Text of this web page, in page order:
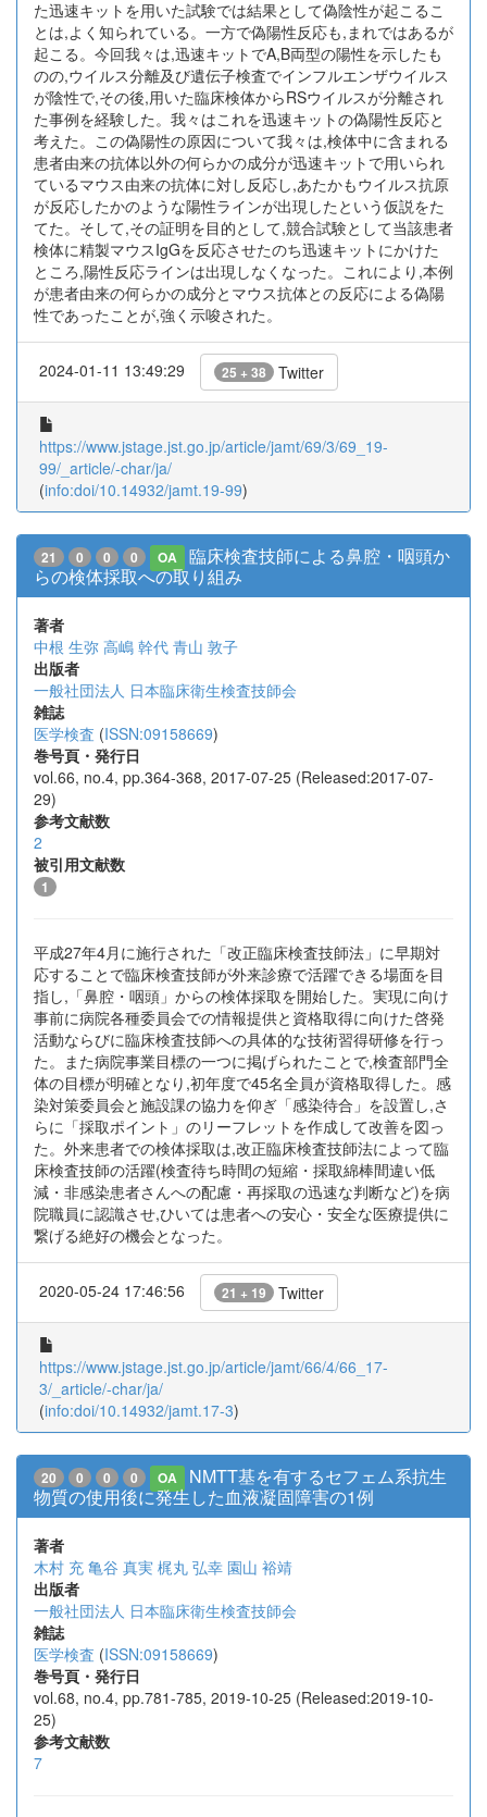
た迅速キットを用いた試験では結果として偽陰性が起こるこ
とは,よく知られている。一方で偽陽性反応も,まれではあるが
起こる。今回我々は,迅速キットでA,B両型の陽性を示したも
のの,ウイルス分離及び遺伝子検査でインフルエンザウイルス
が陰性で,その後,用いた臨床検体からRSウイルスが分離され
た事例を経験した。我々はこれを迅速キットの偽陽性反応と
考えた。この偽陽性の原因について我々は,検体中に含まれる
患者由来の抗体以外の何らかの成分が迅速キットで用いられ
ているマウス由来の抗体に対し反応し,あたかもウイルス抗原
が反応したかのような陽性ラインが出現したという仮説をた
てた。そして,その証明を目的として,競合試験として当該患者
検体に精製マウスIgGを反応させたのち迅速キットにかけた
ところ,陽性反応ラインは出現しなくなった。これにより,本例
が患者由来の何らかの成分とマウス抗体との反応による偽陽
性であったことが,強く示唆された。
2024-01-11 13:49:29 25 + 38 Twitter
https://www.jstage.jst.go.jp/article/jamt/69/3/69_19-
99/_article/-char/ja/
(info:doi/10.14932/jamt.19-99)
21 0 0 0 OA
臨床検査技師による鼻腔・咽頭か
らの検体採取への取り組み
著者
中根 生弥 高嶋 幹代 青山 敦子
出版者
一般社団法人 日本臨床衛生検査技師会
雑誌
医学検査 (ISSN:09158669)
巻号頁・発行日
vol.66, no.4, pp.364-368, 2017-07-25 (Released:2017-07-
29)
参考文献数
2
被引用文献数
1
平成27年4月に施行された「改正臨床検査技師法」に早期対
応することで臨床検査技師が外来診療で活躍できる場面を目
指し,「鼻腔・咽頭」からの検体採取を開始した。実現に向け
事前に病院各種委員会での情報提供と資格取得に向けた啓発
活動ならびに臨床検査技師への具体的な技術習得研修を行っ
た。また病院事業目標の一つに掲げられたことで,検査部門全
体の目標が明確となり,初年度で45名全員が資格取得した。感
染対策委員会と施設課の協力を仰ぎ「感染待合」を設置し,さ
らに「採取ポイント」のリーフレットを作成して改善を図っ
た。外来患者での検体採取は,改正臨床検査技師法によって臨
床検査技師の活躍(検査待ち時間の短縮・採取綿棒間違い低
減・非感染患者さんへの配慮・再採取の迅速な判断など)を病
院職員に認識させ,ひいては患者への安心・安全な医療提供に
繋げる絶好の機会となった。
2020-05-24 17:46:56 21 + 19 Twitter
https://www.jstage.jst.go.jp/article/jamt/66/4/66_17-
3/_article/-char/ja/
(info:doi/10.14932/jamt.17-3)
20 0 0 0 OA
NMTT基を有するセフェム系抗生
物質の使用後に発生した血液凝固障害の1例
著者
木村 充 亀谷 真実 梶丸 弘幸 園山 裕靖
出版者
一般社団法人 日本臨床衛生検査技師会
雑誌
医学検査 (ISSN:09158669)
巻号頁・発行日
vol.68, no.4, pp.781-785, 2019-10-25 (Released:2019-10-
25)
参考文献数
7